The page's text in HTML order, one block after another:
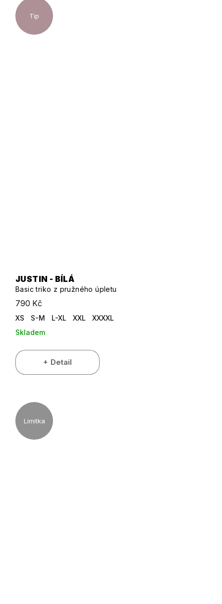
Tip
JUSTIN - BÍLÁ
Basic triko z pružného úpletu
790 Kč
XS S-M L-XL XXL
XXXXL
Skladem
Detail
Limitka